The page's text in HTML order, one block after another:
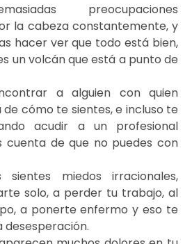
preocupaciones
la cabeza constantemente, y
hacer ver que todo está bien,
un volcán que está a punto de
a alguien con quien
cómo te sientes, e incluso te
acudir a un profesional
cuenta de que no puedes con
sientes miedos irracionales,
solo, a perder tu trabajo, al
a ponerte enfermo y eso te